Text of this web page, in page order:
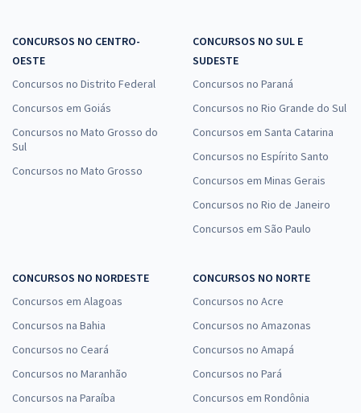
à vista
R$27,73
Economize R$ 83,18 (-20%)
Comprar
IFMT - Instituto Federal de Educação, Ciência e Tecnologia de Mato
Grosso - Técnico Administrativo em Educação - Assistente em
Administração
Economize R$ 83,96 (-20%)
Grosso - Técnico Administrativo em Educação - Técnico em Assuntos
CONCURSOS NO CENTRO-
OESTE
Concursos no Distrito Federal
Concursos em Goiás
Concursos no Mato Grosso do
Sul
Concursos no Mato Grosso
CONCURSOS NO SUL E
SUDESTE
Concursos no Paraná
Concursos no Rio Grande do Sul
Concursos em Santa Catarina
Concursos no Espírito Santo
Concursos em Minas Gerais
Concursos no Rio de Janeiro
Concursos em São Paulo
CONCURSOS NO NORDESTE
Concursos em Alagoas
Concursos na Bahia
Concursos no Ceará
Concursos no Maranhão
Concursos na Paraíba
CONCURSOS NO NORTE
Concursos no Acre
Concursos no Amazonas
Concursos no Amapá
Concursos no Pará
Concursos em Rondônia